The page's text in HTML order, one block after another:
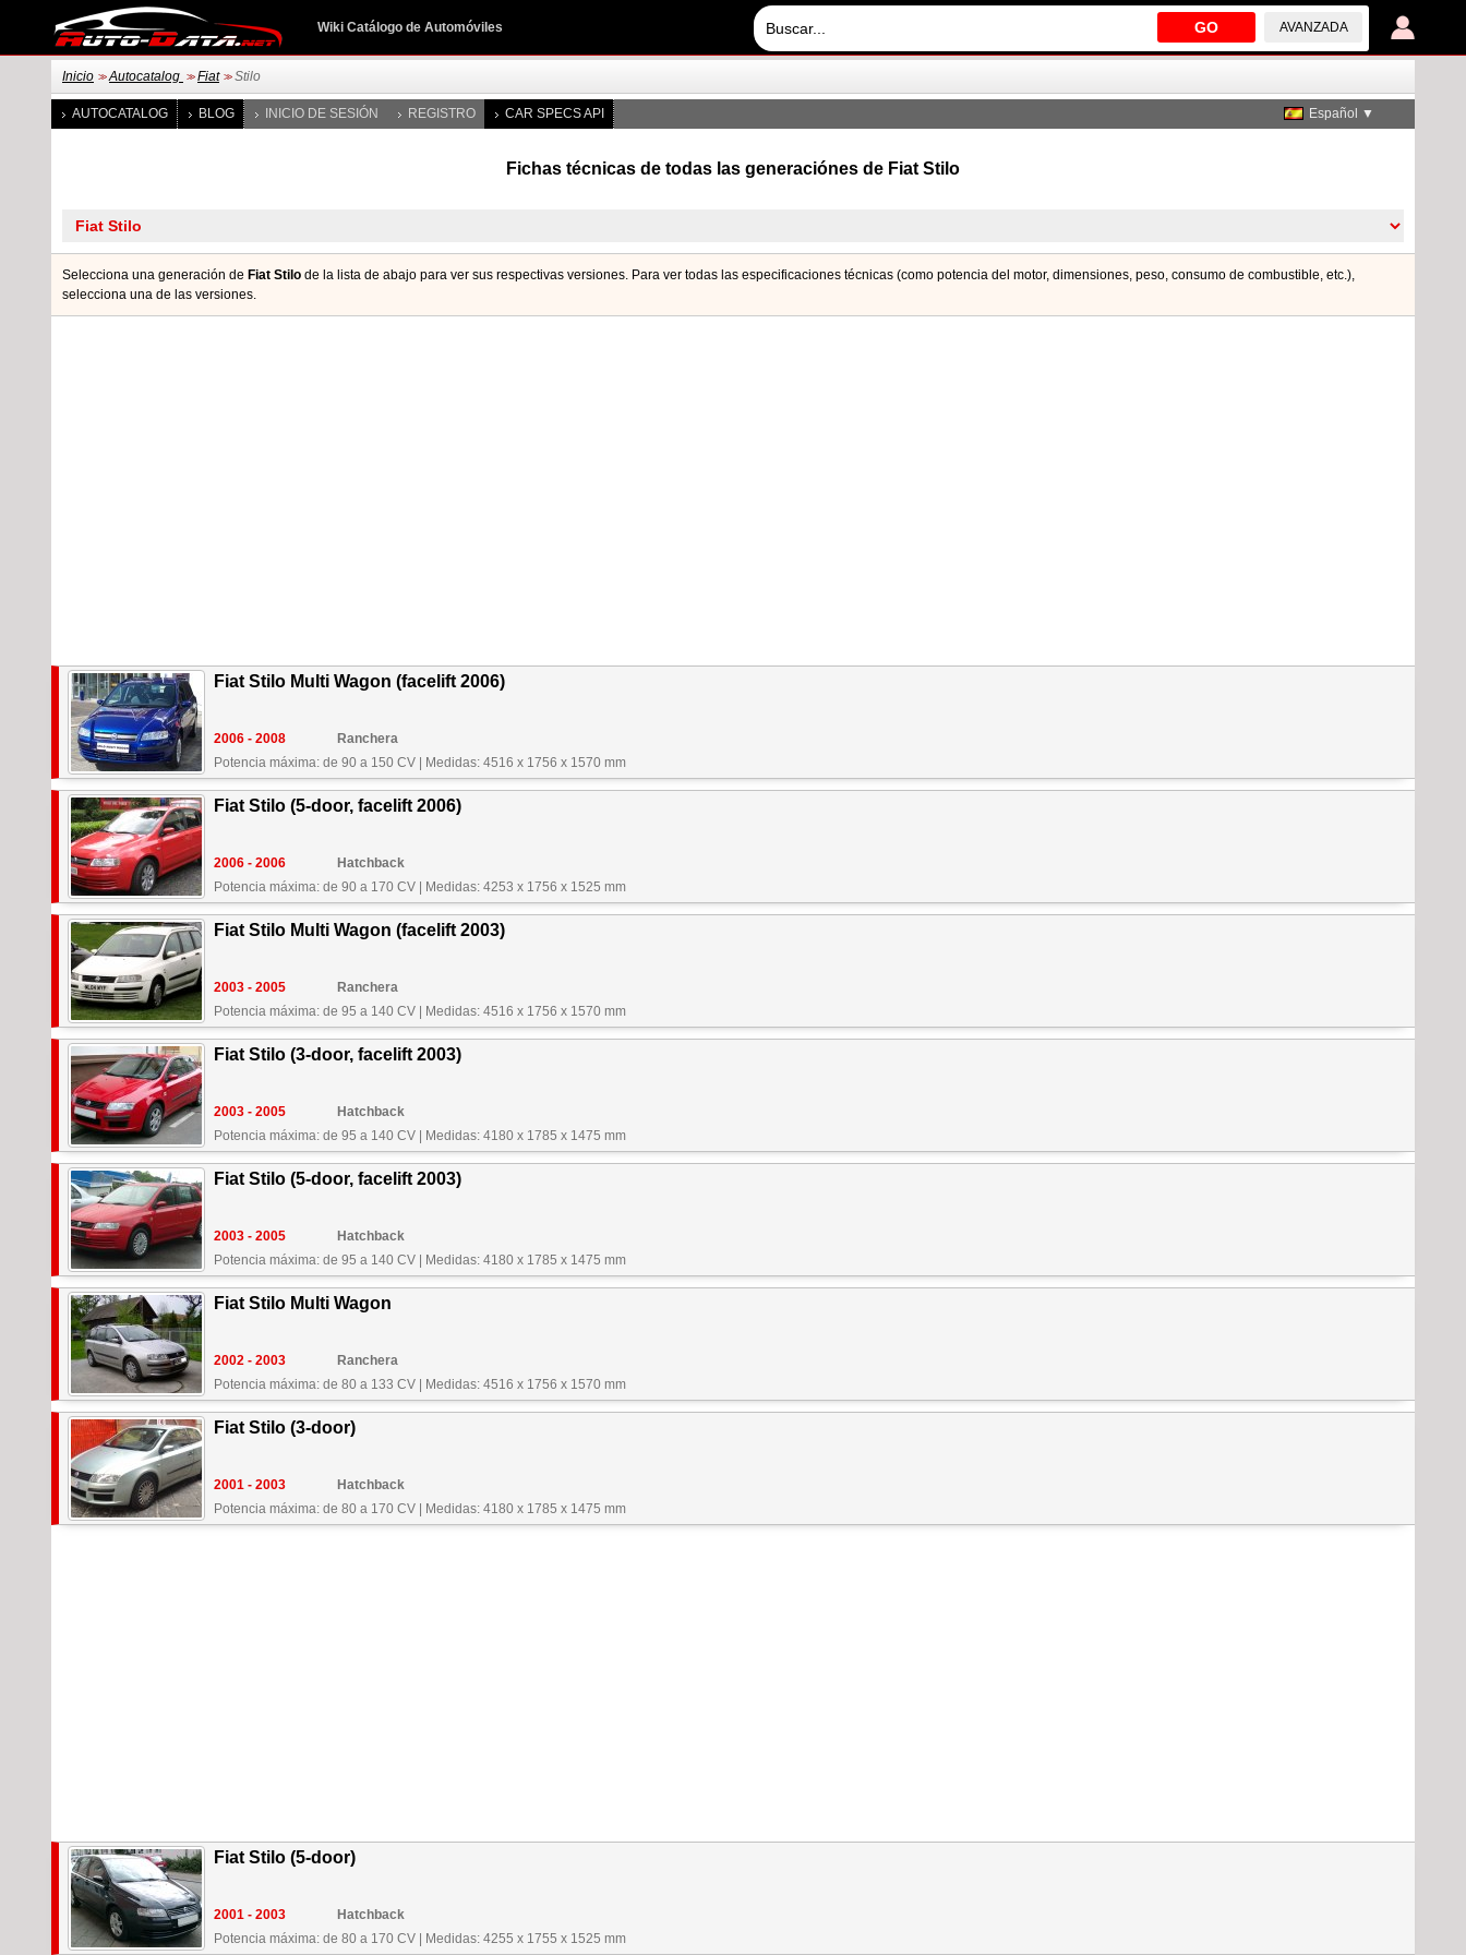
GO AVANZADA
Wiki Catálogo de Automóviles
Inicio >> Autocatalog >> Fiat >> Stilo
AUTOCATALOG BLOG INICIO DE SESIÓN REGISTRO CAR SPECS API Español ▼
Fichas técnicas de todas las generaciónes de Fiat Stilo
Selecciona una generación de Fiat Stilo de la lista de abajo para ver sus respectivas versiones. Para ver todas las especificaciones técnicas (como potencia del motor, dimensiones, peso, consumo de combustible, etc.),
seleccionа una de las versiones.
Fiat Stilo Multi Wagon (facelift 2006)
2006 - 2008
Ranchera
Potencia máxima: de 90 a 150 CV
Medidas: 4516 x 1756 x 1570 mm
Fiat Stilo (5-door, facelift 2006)
2006 - 2006
Hatchback
Potencia máxima: de 90 a 170 CV
Medidas: 4253 x 1756 x 1525 mm
Fiat Stilo Multi Wagon (facelift 2003)
2003 - 2005
Ranchera
Potencia máxima: de 95 a 140 CV
Medidas: 4516 x 1756 x 1570 mm
Fiat Stilo (3-door, facelift 2003)
2003 - 2005
Hatchback
Potencia máxima: de 95 a 140 CV
Medidas: 4180 x 1785 x 1475 mm
Fiat Stilo (5-door, facelift 2003)
2003 - 2005
Hatchback
Potencia máxima: de 95 a 140 CV
Medidas: 4180 x 1785 x 1475 mm
Fiat Stilo Multi Wagon
2002 - 2003
Ranchera
Potencia máxima: de 80 a 133 CV
Medidas: 4516 x 1756 x 1570 mm
Fiat Stilo (3-door)
2001 - 2003
Hatchback
Potencia máxima: de 80 a 170 CV
Medidas: 4180 x 1785 x 1475 mm
Fiat Stilo (5-door)
2001 - 2003
Hatchback
Potencia máxima: de 80 a 170 CV
Medidas: 4255 x 1755 x 1525 mm